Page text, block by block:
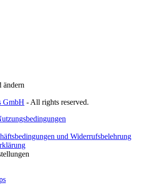
ändern
GmbH - All rights reserved.
und Widerrufsbelehrung